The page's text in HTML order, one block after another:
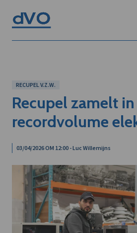
RECUPEL V.Z.W.
Recupel zamelt
recordvolume
03/04/2026 OM 12:00 - Luc Willemijns